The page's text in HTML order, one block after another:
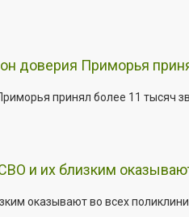
доверия Приморья
принял более 11 тысяч
и их близким
оказывают во всех